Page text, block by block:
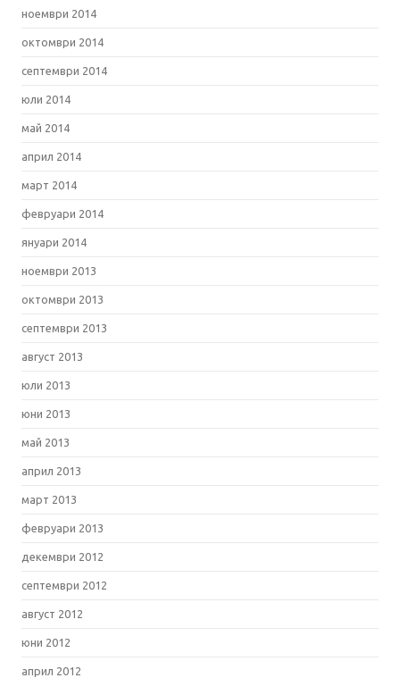
ноември 2014
октомври 2014
септември 2014
юли 2014
май 2014
април 2014
март 2014
февруари 2014
януари 2014
ноември 2013
октомври 2013
септември 2013
август 2013
юли 2013
юни 2013
май 2013
април 2013
март 2013
февруари 2013
декември 2012
септември 2012
август 2012
юни 2012
април 2012